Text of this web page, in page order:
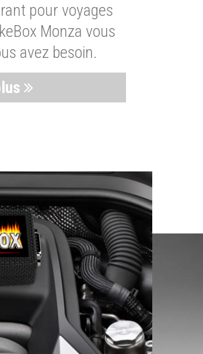
pour voyages
Monza vous
avez besoin.